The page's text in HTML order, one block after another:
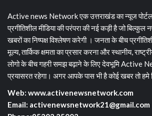
Active news Network एक उत्तराखंड का न्यूज
प्रगीतिशील मीडिया की परंपरा की नई कड़ी है जो बिल्कुल
खबरों का निष्पक्ष विश्लेषण करेगी । जनता के बीच
मूल्य, तार्किक क्षमता का प्रसार करना और स्थानीय,
लोगो के बीच गहरी समझ बढ़ाने के लिए देवभूमि Active
प्रयासरत रहेगा। अगर आपके पास भी है कोई खबर तो
Web: www.activenewsnetwork.com
Email: activenewsnetwork21@gmail.com